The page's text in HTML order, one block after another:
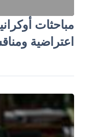
مباحثات
اعتراضية